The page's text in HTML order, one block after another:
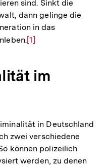
sind. Sinkt die
dann gelinge die
in das
Zur
Fußnote
[1]
im
in Deutschland
zwei verschiedene
können polizeilich
werden, zu denen